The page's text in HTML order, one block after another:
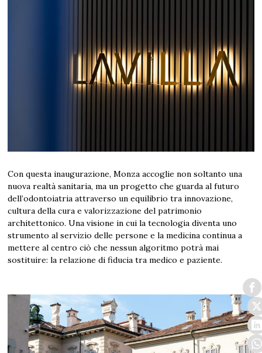
Con questa inaugurazione, Monza accoglie non soltanto una
nuova realtà sanitaria, ma un progetto che guarda al futuro
dell’odontoiatria attraverso un equilibrio tra innovazione,
cultura della cura e valorizzazione del patrimonio
architettonico. Una visione in cui la tecnologia diventa uno
strumento al servizio delle persone e la medicina continua a
mettere al centro ciò che nessun algoritmo potrà mai
sostituire: la relazione di fiducia tra medico e paziente.